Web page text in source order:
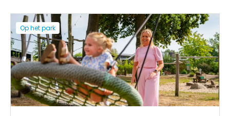
Op het park